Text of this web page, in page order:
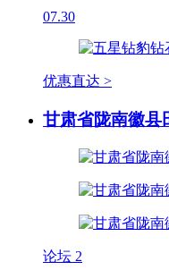
07.30
优惠直达 >
甘肃省陇南徽县
论坛 2